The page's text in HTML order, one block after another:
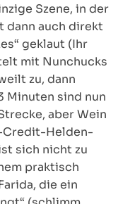
Szene, in der
dann auch direkt
geklaut (Ihr
mit Nunchucks
zu, dann
Minuten sind nun
aber Wein
Credit-Helden-
sich nicht zu
praktisch
die ein